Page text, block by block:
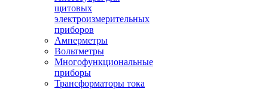
щитовых
электроизмерительных
приборов
Амперметры
Вольтметры
Многофункциональные
приборы
Трансформаторы тока